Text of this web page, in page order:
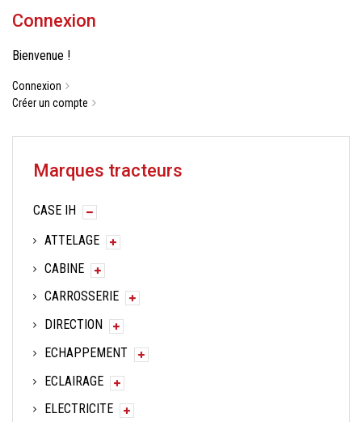
Connexion
Bienvenue !
Connexion
Créer un compte
Marques tracteurs
CASE IH
ATTELAGE
CABINE
CARROSSERIE
DIRECTION
ECHAPPEMENT
ECLAIRAGE
ELECTRICITE